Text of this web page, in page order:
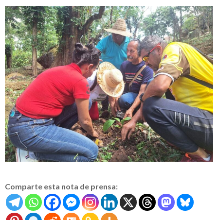
Comparte esta nota de prensa: